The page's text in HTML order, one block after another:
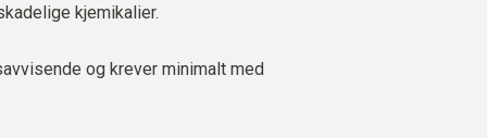
kjemikalier.
og krever minimalt med